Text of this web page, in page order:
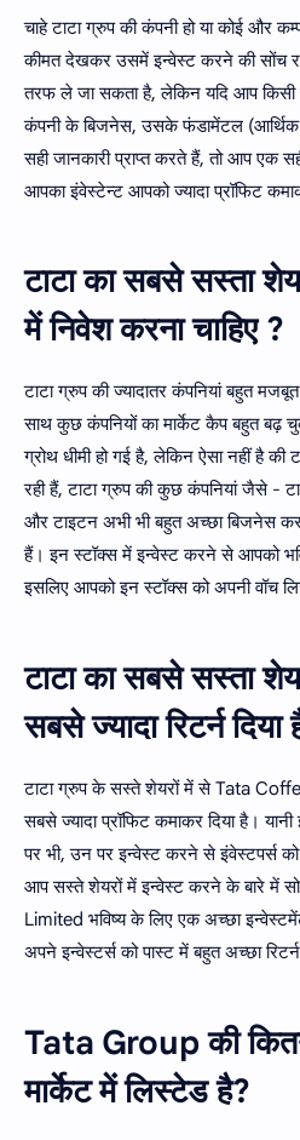
चाहे टाटा ग्रुप की कंपनी हो या कोई और
कीमत देखकर उसमें इन्वेस्ट करने की सोंच
तरफ ले जा सकता है, लेकिन यदि आप
कंपनी के बिजनेस, उसके फंडामेंटल (आर्थिक
सही जानकारी प्राप्त करते हैं, तो आप
आपका इंवेस्टेन्ट आपको ज्यादा प्रॉफिट
टाटा का सबसे सस्ता
में निवेश करना चाहिए ?
टाटा ग्रुप की ज्यादातर कंपनियां बहुत
साथ कुछ कंपनियों का मार्केट कैप बहुत बढ़
ग्रोथ धीमी हो गई है, लेकिन ऐसा नहीं है की
रही हैं, टाटा ग्रुप की कुछ कंपनियां जैसे -
और टाइटन अभी भी बहुत अच्छा बिजनेस कर
हैं। इन स्टॉक्स में इन्वेस्ट करने से आपको
इसलिए आपको इन स्टॉक्स को अपनी वॉच
टाटा का सबसे सस्ता
सबसे ज्यादा रिटर्न दिया
टाटा ग्रुप के सस्ते शेयरों में से Tata
सबसे ज्यादा प्रॉफिट कमाकर दिया है।
पर भी, उन पर इन्वेस्ट करने से इंवेस्टपर्स
आप सस्ते शेयरों में इन्वेस्ट करने के बारे में
Limited भविष्य के लिए एक अच्छा
अपने इन्वेस्टर्स को पास्ट में बहुत अच्छा रिटर्न
Tata Group की
मार्केट में लिस्टेड है?